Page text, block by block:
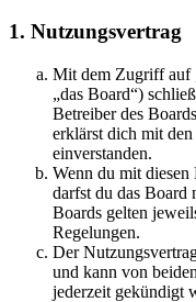
1. Nutzungsvertrag
Mit dem Zugriff auf
„das Board“)
Betreiber des
erklärst dich mit
einverstanden.
Wenn du mit diesen
darfst du das Board
Boards gelten
Regelungen.
Der
und kann von
jederzeit gekündigt